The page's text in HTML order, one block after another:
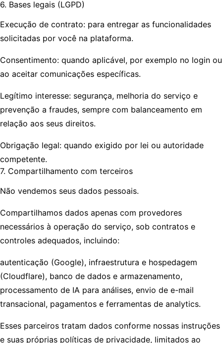
6. Bases legais (LGPD)
Execução de contrato: para entregar as funcionalidades
solicitadas por você na plataforma.
Consentimento: quando aplicável, por exemplo no login ou
ao aceitar comunicações específicas.
Legítimo interesse: segurança, melhoria do serviço e
prevenção a fraudes, sempre com balanceamento em
relação aos seus direitos.
Obrigação legal: quando exigido por lei ou autoridade
competente.
7. Compartilhamento com terceiros
Não vendemos seus dados pessoais.
Compartilhamos dados apenas com provedores
necessários à operação do serviço, sob contratos e
controles adequados, incluindo:
autenticação (Google), infraestrutura e hospedagem
(Cloudflare), banco de dados e armazenamento,
processamento de IA para análises, envio de e-mail
transacional, pagamentos e ferramentas de analytics.
Esses parceiros tratam dados conforme nossas instruções
e suas próprias políticas de privacidade, limitados ao